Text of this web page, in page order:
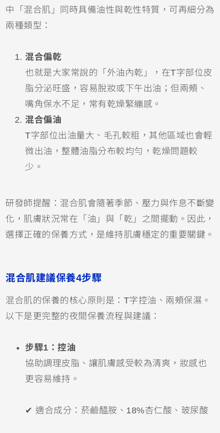
中「混合肌」同時具備油性與乾性特質，可再細分為
兩種類型：
混合偏乾
也就是大家常說的「外油內乾」，在T字部位皮
脂分泌旺盛，容易脫妝或下午出油；但兩頰、
嘴角保水不足，常有乾燥緊繃感。
混合偏油
T字部位出油量大、毛孔較粗，其他區域也會輕
微出油，整體油脂分布較均勻，乾燥問題較
少。
研發師提醒：混合肌會隨著季節、壓力與作息不斷變
化，肌膚狀況常在「油」與「乾」之間擺動。因此，
選擇正確的保養方式，是維持肌膚穩定的重要關鍵。
混合肌建議保養4步驟
混合肌的保養的核心原則是：T字控油、兩頰保濕。
以下是更完整的夜間保養流程與建議：
步驟1：控油
協助調理皮脂、讓肌膚感受較為清爽，妝感也
更容易維持。
✔ 適合成分：菸鹼醯胺、18%杏仁酸、玻尿酸